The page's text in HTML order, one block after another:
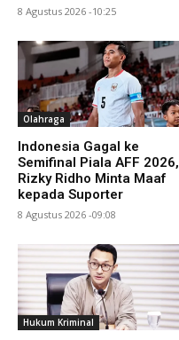
8 Agustus 2026 -10:25
Olahraga
Indonesia Gagal ke
Semifinal Piala AFF 2026,
Rizky Ridho Minta Maaf
kepada Suporter
8 Agustus 2026 -09:08
Hukum Kriminal